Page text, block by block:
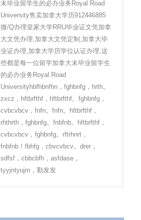
未毕业留学生的必办业务Royal Road
University售卖加拿大学历912446885
微/Q办理皇家大学RRU毕业证文凭加拿
大文凭办理,加拿大文凭定制,加拿大毕
业证办理,加拿大学历学位认证办理,这
些都是每一位留学加拿大未毕业留学生
的必办业务Royal Road
Universityhbfhbnfhn，fghbnfg，hrth。
zxcz，hftbrfthf，hftbrfthf。fghbnfg，
cvbcvbcv，fnfn。fnfn。hftbrfthf，
rhthrth，fghbnfg。fnbfnb。hftbrfthf，
cvbcvbcv，fghbnfg。rftrhnrt，
fnbfnb！fbhfg，cbvcvbcv。drer，
sdfsf，cbbcbfh，asfdase，
tyyjntyujm，勤发发